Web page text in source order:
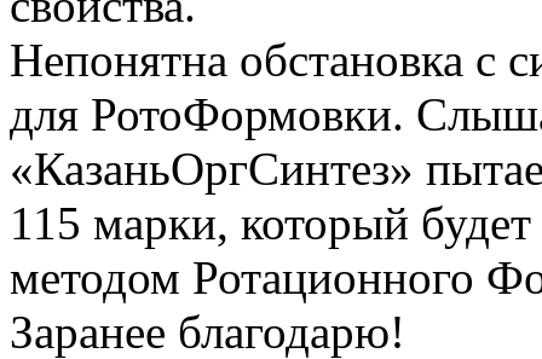
Непонятна обстановка с
для РотоФормовки.
«КазаньОргСинтез»
115 марки, который
методом Ротационного
Заранее благодарю!